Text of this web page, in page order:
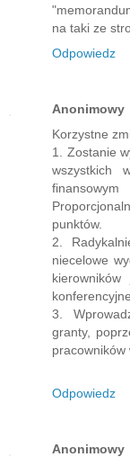
na taki ze
Odpowiedz
Anonimowy
Korzystne
1. Zostanie
wszystkich
punktów.
2.
niecelowe
3.
granty,
pracowników
Odpowiedz
Anonimowy